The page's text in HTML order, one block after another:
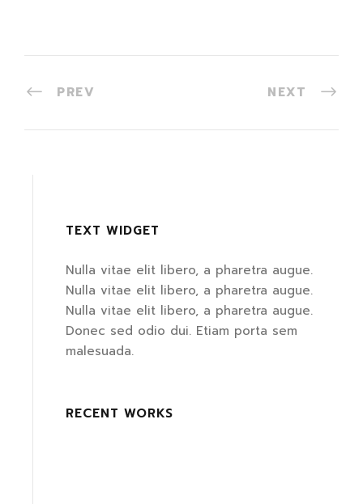
PREV NEXT
TEXT WIDGET
Nulla vitae elit libero, a pharetra augue.
Nulla vitae elit libero, a pharetra augue.
Nulla vitae elit libero, a pharetra augue.
Donec sed odio dui. Etiam porta sem
malesuada.
RECENT WORKS